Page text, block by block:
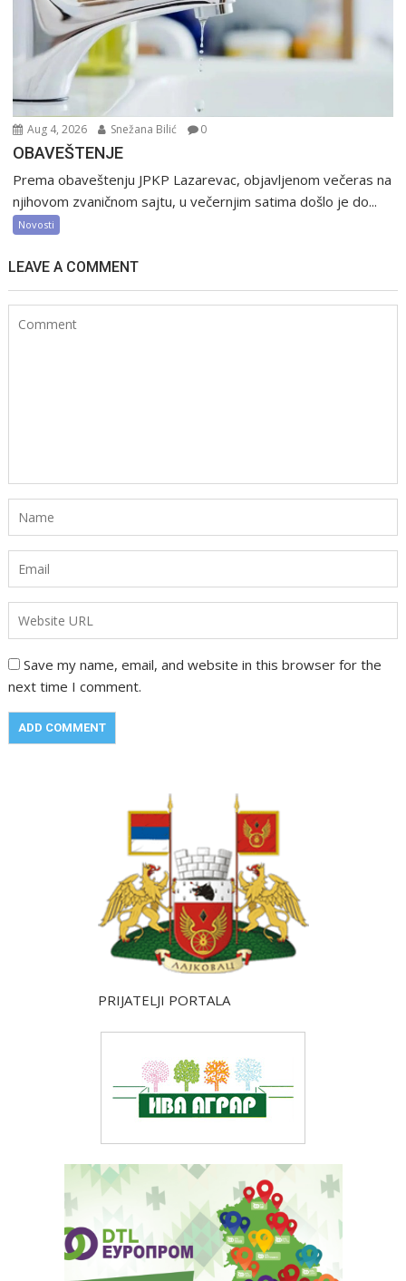
Aug 4, 2026 Snežana Bilić 0
OBAVEŠTENJE
Prema obaveštenju JPKP Lazarevac, objavljenom večeras na
njihovom zvaničnom sajtu, u večernjim satima došlo je do...
Novosti
LEAVE A COMMENT
Save my name, email, and website in this browser for the
next time I comment.
PRIJATELJI PORTALA